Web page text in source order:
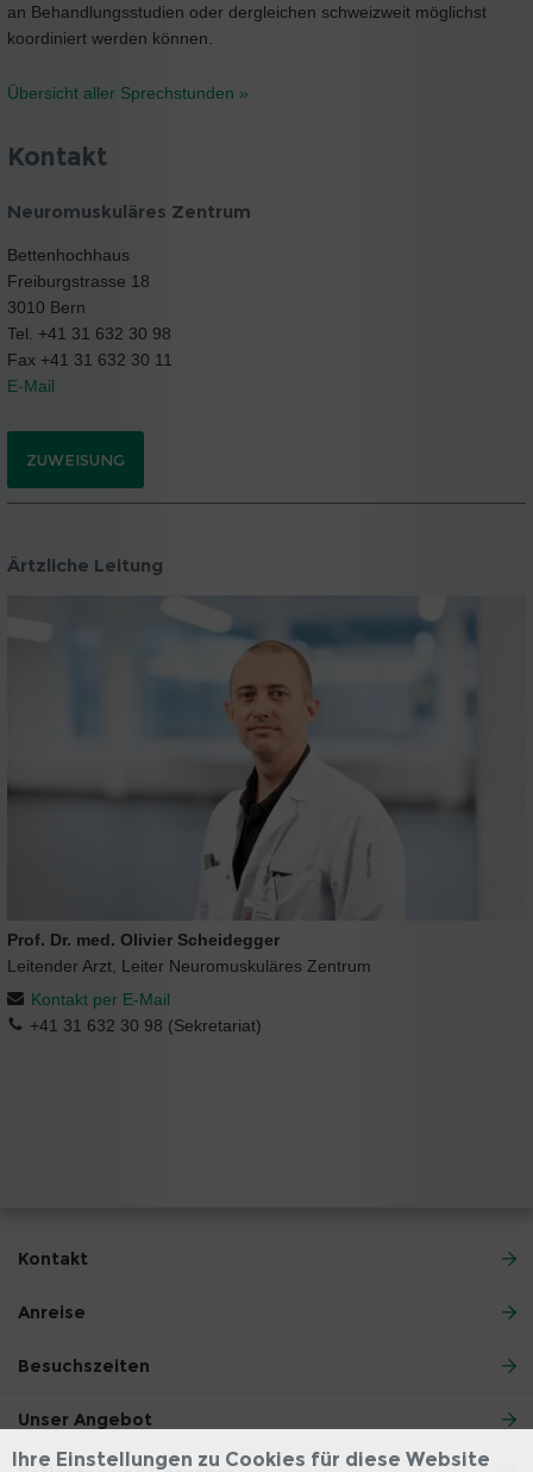
an Behandlungsstudien oder dergleichen schweizweit möglichst
koordiniert werden können.
Übersicht aller Sprechstunden »
Kontakt
Neuromuskuläres Zentrum
Bettenhochhaus
Freiburgstrasse 18
3010 Bern
Tel. +41 31 632 30 98
Fax +41 31 632 30 11
E-Mail
ZUWEISUNG
Ärtzliche Leitung
Prof. Dr. med. Olivier Scheidegger
Leitender Arzt, Leiter Neuromuskuläres Zentrum
Kontakt per E-Mail
+41 31 632 30 98 (Sekretariat)
Kontakt
Anreise
Besuchszeiten
Unser Angebot
Ihre Einstellungen zu Cookies für diese Website